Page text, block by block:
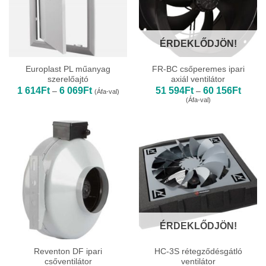
Europlast PL műanyag
szerelőajtó
1 614Ft – 6 069FtÁrtartomány:
1
(Áfa-val)
ÉRDEKLŐDJÖN!
FR-BC csőperemes ipari
axiál ventilátor
51 594Ft – 60 156Ft
(Áfa-val)
Reventon DF ipari
csőventilátor
ÉRDEKLŐDJÖN!
HC-3S rétegződésgátló
ventilátor